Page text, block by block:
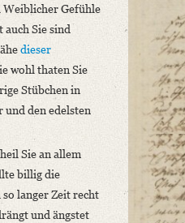
- Staats- und
hs. m. U.
Weiblicher Gefühle
Sie sind
dieser
wohl thaten Sie
Stübchen in
und den edelsten
Sie an allem
billig die
langer Zeit recht
und ängstet